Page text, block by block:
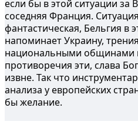
если бы в этой ситуации за
соседняя Франция.
фантастическая, Бельгия
напоминает Украину,
национальными общинами
противоречия эти, слава
извне. Так что
анализа у европейских
бы желание.